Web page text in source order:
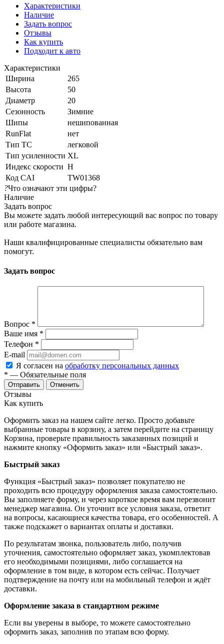
Характеристики
Наличие
Задать вопрос
Отзывы
Как купить
Подходит к авто
Характеристики
Ширина
265
Высота
50
Диаметр
20
Сезонность
Зимние
Шипы
нешипованная
RunFlat
нет
Тип ТС
легковой
Тип усиленности XL
Индекс скорости H
Код CAI
TW01368
?Что означают эти цифры?
Наличие
Задать вопрос
Вы можете задать любой интересующий вас вопрос по товару
или работе магазина.
Наши квалифицированные специалисты обязательно вам
помогут.
Задать вопрос
Вопрос *
Ваше имя *
Телефон *
E-mail
Я согласен на обработку персональных данных
* — Обязательные поля
Отменить
Отзывы
Как купить
Оформить заказ на нашем сайте легко. Просто добавьте
выбранные товары в корзину, а затем перейдите на страницу
Корзина, проверьте правильность заказанных позиций и
нажмите кнопку «Оформить заказ» или «Быстрый заказ».
Быстрый заказ
Функция «Быстрый заказ» позволяет покупателю не
проходить всю процедуру оформления заказа самостоятельно.
Вы заполняете форму, и через короткое время вам перезвонит
менеджер магазина. Он уточнит все условия заказа, ответит
на вопросы, касающиеся качества товара, его особенностей. А
также подскажет о вариантах оплаты и доставки.
По результатам звонка, пользователь либо, получив
уточнения, самостоятельно оформляет заказ, укомплектовав
его необходимыми позициями, либо соглашается на
оформление в том виде, в котором есть сейчас. Получает
подтверждение на почту или на мобильный телефон и ждёт
доставки.
Оформление заказа в стандартном режиме
Если вы уверены в выборе, то можете самостоятельно
оформить заказ, заполнив по этапам всю форму.